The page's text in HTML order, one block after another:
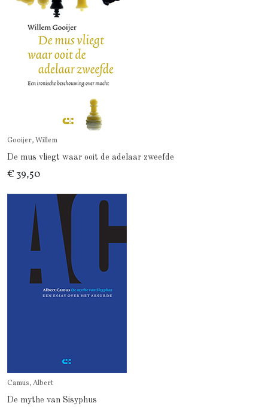
Gooijer, Willem
De mus vliegt waar ooit de adelaar zweefde
€ 39,50
Camus, Albert
De mythe van Sisyphus